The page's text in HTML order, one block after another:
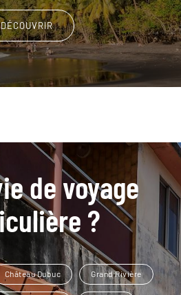
DÉCOUVRIR
de voyage
?
Château Dubuc Grand Rivière